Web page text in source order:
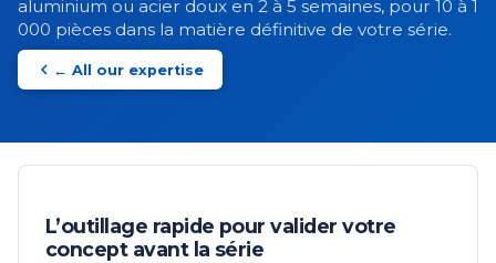
aluminium ou acier doux en 2 à 5 semaines, pour 10 à 1
000 pièces dans la matière définitive de votre série.
← All our expertise
L’outillage rapide pour valider votre
concept avant la série